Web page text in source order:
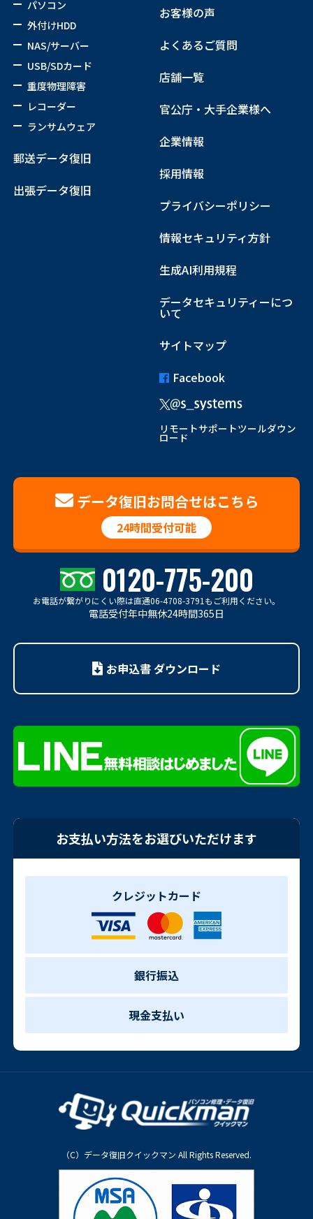
パソコン
外付けHDD
NAS/サーバー
USB/SDカード
重度物理障害
レコーダー
ランサムウェア
郵送データ復旧
出張データ復旧
お客様の声
よくあるご質問
店舗一覧
官公庁・大手企業様へ
企業情報
採用情報
プライバシーポリシー
情報セキュリティ方針
生成AI利用規程
データセキュリティーにつ
いて
サイトマップ
Facebook
リモートサポートツールダウン
ロード
データ復旧お問合せはこちら
24時間受付可能
0120-775-200
お電話が繋がりにくい際は直通06-4708-3791もご利用ください。
電話受付年中無休24時間365日
お申込書 ダウンロード
お支払い方法をお選びいただけます
クレジットカード
銀行振込
現金支払い
（C）データ復旧クイックマン All Rights Reserved.